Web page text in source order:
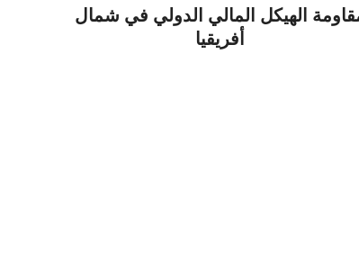
الهيكل المالي الدولي في شمال
أفريقيا